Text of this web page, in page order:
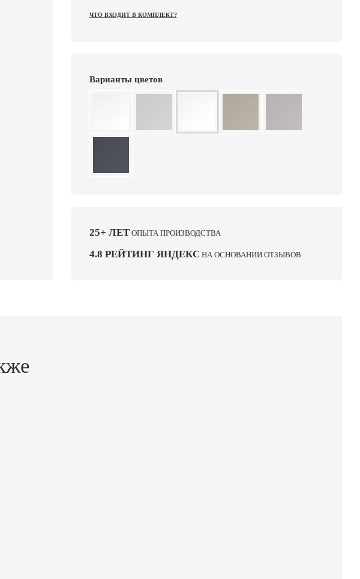
ЧТО ВХОДИТ В КОМПЛЕКТ?
Варианты цветов
25+ ЛЕТОПЫТА ПРОИЗВОДСТВА
4.8 РЕЙТИНГ ЯНДЕКС НА ОСНОВАНИИ ОТЗЫВОВ